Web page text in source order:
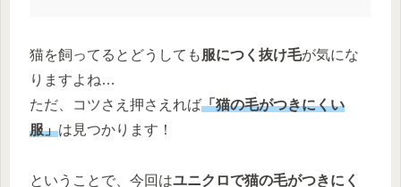
猫を飼ってるとどうしても 服につく抜け毛が気にな
りますよね…
ただ、コツさえ押さえれば「猫の毛がつきにくい
服」は見つかります！
ということで、今回はユニクロで猫の毛がつきにく